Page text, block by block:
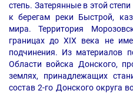
степь. Затерянные в этой
к берегам реки Быстрой,
мира. Территория
границах до XIX века не
подчинения. Из материалов
Области войска Донского,
землях, принадлежащих
состав 2-го Донского округа